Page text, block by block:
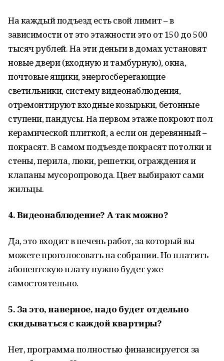
На каждый подъезд есть свой лимит – в
зависимости от это этажности это от 150 до 500
тысяч рублей. На эти деньги в домах установят
новые двери (входную и тамбурную), окна,
почтовые ящики, энергосберегающие
светильники, систему видеонаблюдения,
отремонтируют входные козырьки, бетонные
ступени, пандусы. На первом этаже покроют пол
керамической плиткой, а если он деревянный –
покрасят. В самом подъезде покрасят потолки и
стены, перила, люки, решетки, ограждения и
клапаны мусоропровода. Цвет выбирают сами
жильцы.
4. Видеонаблюдение? А так можно?
Да, это входит в печень работ, за который вы
можете проголосовать на собрании. Но платить
абонентскую плату нужно будет уже
самостоятельно.
5. За это, наверное, надо будет отдельно
скидываться с каждой квартиры?
Нет, программа полностью финансируется за